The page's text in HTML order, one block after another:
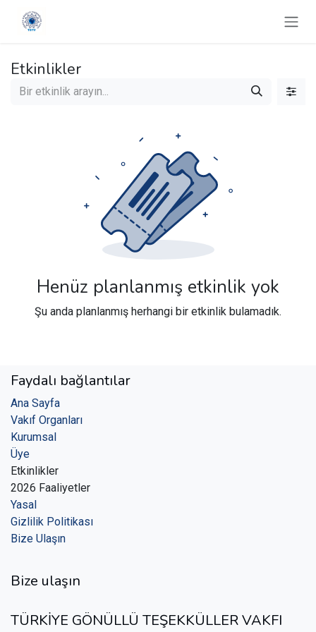
Etkinlikler
Henüz planlanmış etkinlik yok
Şu anda planlanmış herhangi bir etkinlik bulamadık.
Faydalı bağlantılar
Ana Sayfa
Vakıf Organları
Kurumsal
Üye
Etkinlikler
2026 Faaliyetler
Yasal
Gizlilik Politikası
Bize Ulaşın
Bize ulaşın
TÜRKİYE GÖNÜLLÜ TEŞEKKÜLLER VAKFI